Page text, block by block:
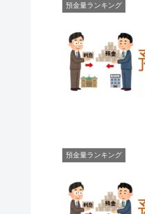
預金量ランキング
預金量ランキング